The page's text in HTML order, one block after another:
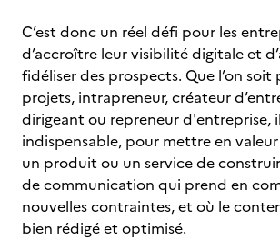
C’est donc un réel défi pour les
d’accroître leur visibilité digitale et
fidéliser des prospects. Que l’on
projets, intrapreneur, créateur
dirigeant ou repreneur d'entreprise,
indispensable, pour mettre en
un produit ou un service de
de communication qui prend en
nouvelles contraintes, et où le
bien rédigé et optimisé.